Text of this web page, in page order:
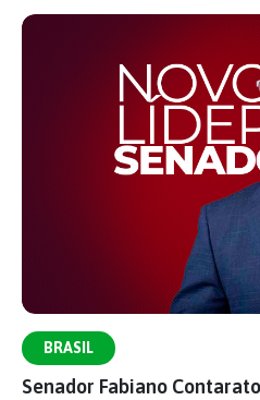
BRASIL
Senador Fabiano